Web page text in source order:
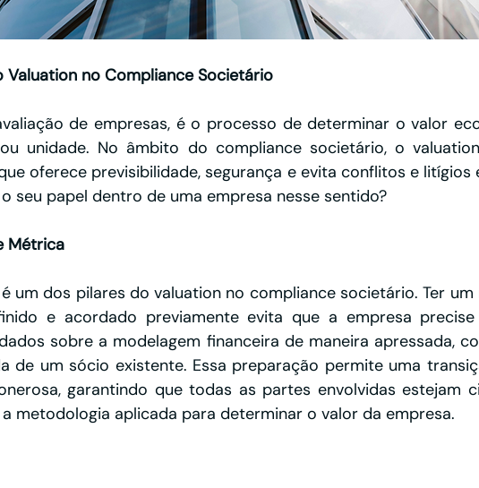
no Compliance Societário
de empresas, é o processo de determinar o valor
unidade. No âmbito do compliance societário, o
oferece previsibilidade, segurança e evita conflitos e litígios
seu papel dentro de uma empresa nesse sentido?
Métrica
um dos pilares do valuation no compliance societário. Ter
e acordado previamente evita que a empresa precise
sobre a modelagem financeira de maneira apressada,
de um sócio existente. Essa preparação permite uma
garantindo que todas as partes envolvidas estejam
metodologia aplicada para determinar o valor da empresa.